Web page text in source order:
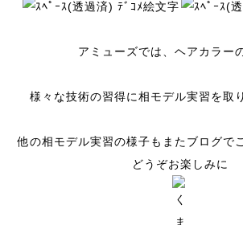
アミューズでは、ヘアカラー
様々な技術の習得に相モデル実習を取
他の相モデル実習の様子もまたブログで
どうぞお楽しみに